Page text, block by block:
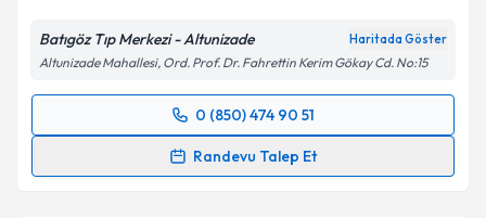
Batıgöz Tıp Merkezi - Altunizade Haritada Göster
Altunizade Mahallesi, Ord. Prof. Dr. Fahrettin Kerim Gökay Cd. No:15
0 (850) 474 90 51
Randevu Talep Et
Randevu Takvimi Talebi